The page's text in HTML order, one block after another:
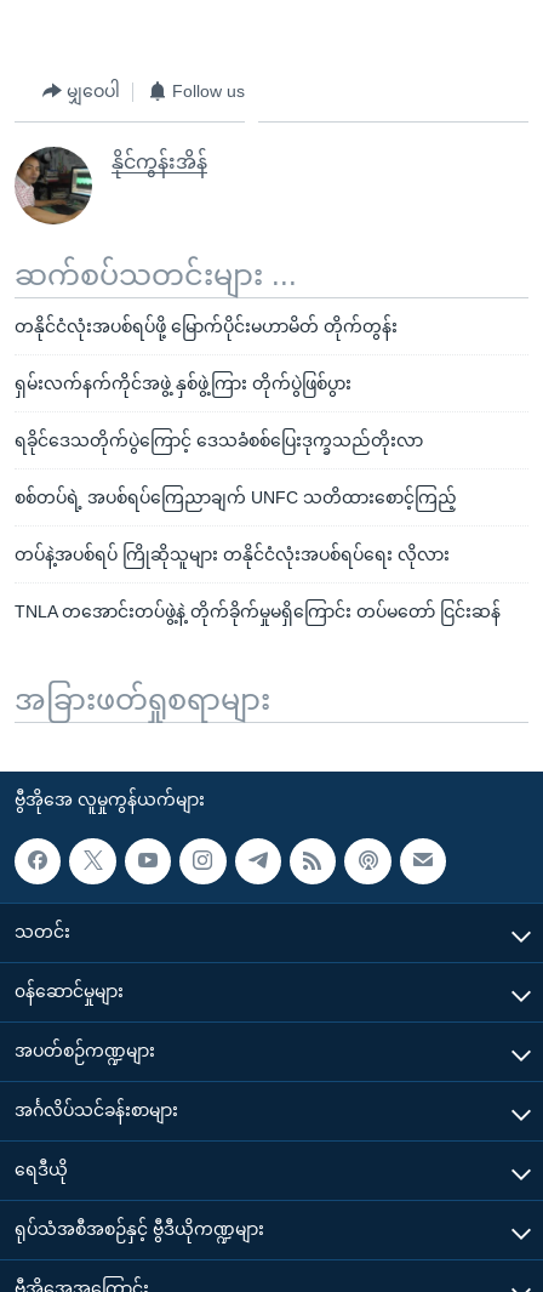
မျှဝေပါ Follow us
နိုင်ကွန်းအိန်
ဆက်စပ်သတင်းများ ...
တနိုင်ငံလုံးအပစ်ရပ်ဖို့ မြောက်ပိုင်းမဟာမိတ် တိုက်တွန်း
ရှမ်းလက်နက်ကိုင်အဖွဲ့ နှစ်ဖွဲ့ကြား တိုက်ပွဲဖြစ်ပွား
ရခိုင်ဒေသတိုက်ပွဲကြောင့် ဒေသခံစစ်ပြေးဒုက္ခသည်တိုးလာ
စစ်တပ်ရဲ့ အပစ်ရပ်ကြေညာချက် UNFC သတိထားစောင့်ကြည့်
တပ်နဲ့အပစ်ရပ် ကြိုဆိုသူများ တနိုင်ငံလုံးအပစ်ရပ်ရေး လိုလား
TNLA တအောင်းတပ်ဖွဲ့နဲ့ တိုက်ခိုက်မှုမရှိကြောင်း တပ်မတော် ငြင်းဆန်
အခြားဖတ်ရှုစရာများ
ဗွီအိုအေ လူမှုကွန်ယက်များ
သတင်း
၀န်ဆောင်မှုများ
အပတ်စဉ်ကဏ္ဍများ
အင်္ဂလိပ်သင်ခန်းစာများ
ရေဒီယို
ရုပ်သံအစီအစဉ်နှင့် ဗွီဒီယိုကဏ္ဍများ